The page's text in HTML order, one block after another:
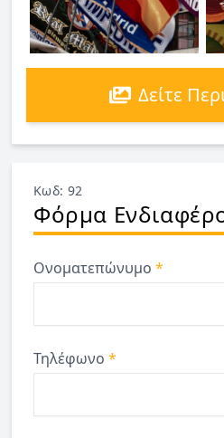
Δείτε
Κωδ: 92
Φόρμα
Ονοματεπώνυμο *
Τηλέφωνο *